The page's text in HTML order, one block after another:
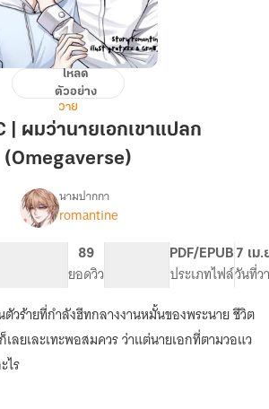
โหลด
ตัวอย่าง
วาย
| ผมว่านายเอกเขาแปลก
(Omegaverse)
เรื่องMr.
ผม
ว่า
นาย
เอก
เขา
นามปากกา
romantine
89
ยอดวิว
PDF/EPUB
ประเภทไฟล์
7 เม
วันที่ว
ตัวร้ายที่กำลังฮีทกลางงานหมั้นของพระนาย ชีวิต
ลยเละเทะพอสมควร ว่าแต่นายเอกที่ตามวอแว
ไร